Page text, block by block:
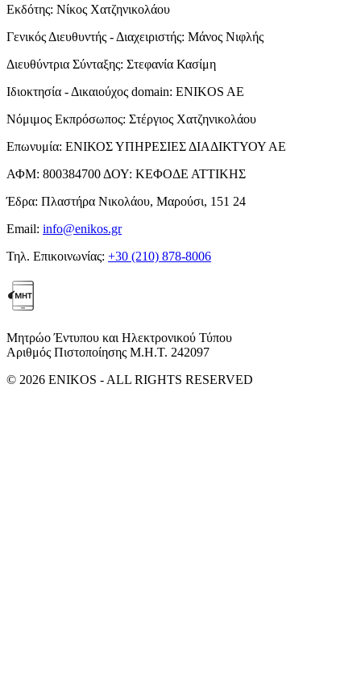
Εκδότης: Νίκος Χατζηνικολάου
Γενικός Διευθυντής - Διαχειριστής: Μάνος Νιφλής
Διευθύντρια Σύνταξης: Στεφανία Κασίμη
Ιδιοκτησία - Δικαιούχος domain: ENIKOS AE
Νόμιμος Εκπρόσωπος: Στέργιος Χατζηνικολάου
Επωνυμία: ΕΝΙΚΟΣ ΥΠΗΡΕΣΙΕΣ ΔΙΑΔΙΚΤΥΟΥ ΑΕ
ΑΦΜ: 800384700 ΔΟΥ: ΚΕΦΟΔΕ ΑΤΤΙΚΗΣ
Έδρα: Πλαστήρα Νικολάου, Μαρούσι, 151 24
Email: info@enikos.gr
Τηλ. Επικοινωνίας: +30 (210) 878-8006
Μητρώο Έντυπου και Ηλεκτρονικού Τύπου
Αριθμός Πιστοποίησης Μ.Η.Τ. 242097
© 2026 ENIKOS - ALL RIGHTS RESERVED